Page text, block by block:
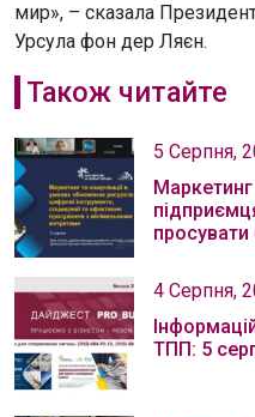
мир», – сказала
Урсула фон дер Ляєн.
Також читайте
5 Серпня,
просувати
4 Серпня,
ТПП: 5